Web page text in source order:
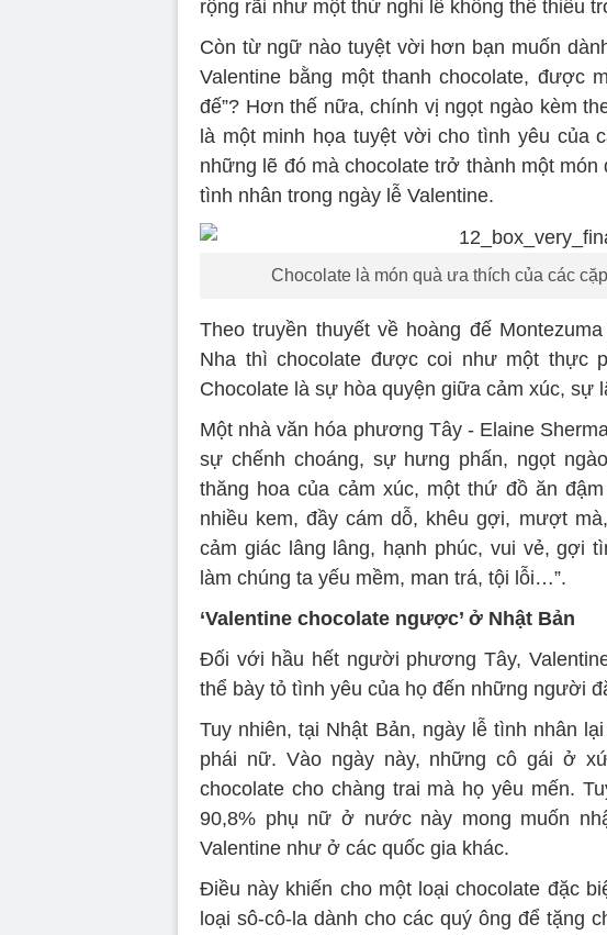
rộng rãi như một thứ nghi lễ không thể thiếu
Còn từ ngữ nào tuyệt vời hơn bạn muốn
Valentine bằng một thanh chocolate, được
đế”? Hơn thế nữa, chính vị ngọt ngào kèm
là một minh họa tuyệt vời cho tình yêu của
những lẽ đó mà chocolate trở thành một
tình nhân trong ngày lễ Valentine.
Chocolate là món quà ưa thích của các
Theo truyền thuyết về hoàng đế
Nha thì chocolate được coi như một thực
Chocolate là sự hòa quyện giữa cảm xúc, sự
Một nhà văn hóa phương Tây - Elaine
sự chếnh choáng, sự hưng phấn, ngọt
thăng hoa của cảm xúc, một thứ đồ ăn
nhiều kem, đầy cám dỗ, khêu gợi, mượt
cảm giác lâng lâng, hạnh phúc, vui vẻ, gợi
làm chúng ta yếu mềm, man trá, tội lỗi…”.
‘Valentine chocolate ngược’ ở Nhật Bản
Đối với hầu hết người phương Tây,
thể bày tỏ tình yêu của họ đến những người
Tuy nhiên, tại Nhật Bản, ngày lễ tình nhân
phái nữ. Vào ngày này, những cô gái ở
chocolate cho chàng trai mà họ yêu mến.
90,8% phụ nữ ở nước này mong muốn
Valentine như ở các quốc gia khác.
Điều này khiến cho một loại chocolate đặc
loại sô-cô-la dành cho các quý ông để tặng